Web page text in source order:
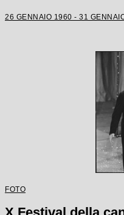
26 GENNAIO 1960 - 31
FOTO